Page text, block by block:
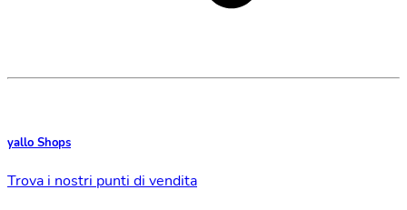
yallo Shops
Trova i nostri punti di vendita